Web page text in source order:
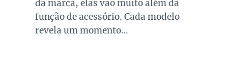
da marca, elas vão muito além da
função de acessório. Cada modelo
revela um momento…